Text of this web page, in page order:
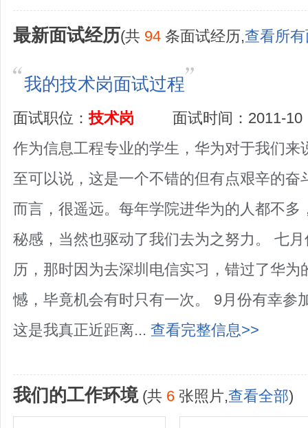
最新面试经历(共 94 条面试经历,查看所
我的技术岗面试过程
面试职位：技术岗 面试时间：2011-10
作为信息工程专业的学生，华为对于我们
至可以说，这是一个不错的但有点艰辛的
而言，很遥远。每年学院进华为的人都不
秘感，当然也驱动了我们去为之努力。 七
历，那时因为去深圳电信实习，错过了华
憾，毕竟机会有时只有一次。 9月份有幸参
这是我真正近距离... 查看完整信息>>
我们的工作环境(共 6 张照片,查看全部)